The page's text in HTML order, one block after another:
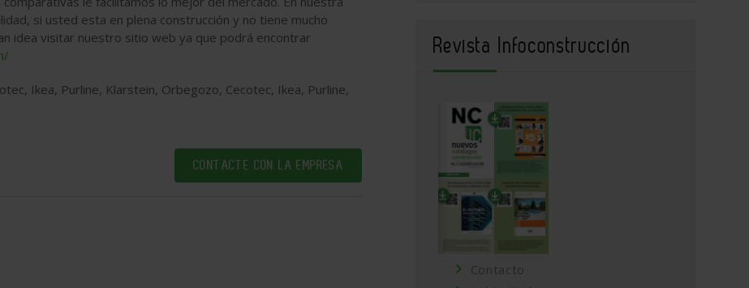
si usted esta en plena construcción y no tiene mucho
idea visitar nuestro sitio web ya que podrá encontrar
Ikea, Purline, Klarstein, Orbegozo, Cecotec, Ikea, Purline,
CONTACTE CON LA EMPRESA
Revista Infoconstrucción
Contacto